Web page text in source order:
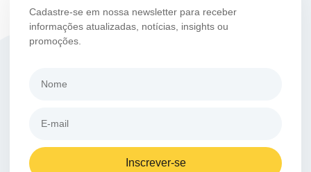
Cadastre-se em nossa newsletter para receber
informações atualizadas, notícias, insights ou
promoções.
Inscrever-se